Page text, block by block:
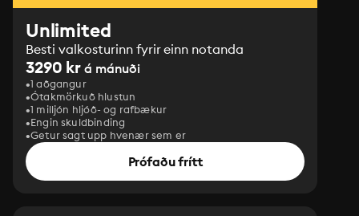
Unlimited
Besti valkosturinn fyrir einn notanda
3290 kr á mánuði
1 aðgangur
Ótakmörkuð hlustun
1 milljón hljóð- og rafbækur
Engin skuldbinding
Getur sagt upp hvenær sem er
Prófaðu frítt